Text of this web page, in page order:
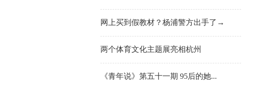
网上买到假教材？杨浦警方出手了→
两个体育文化主题展亮相杭州
《青年说》第五十一期 95后的她...